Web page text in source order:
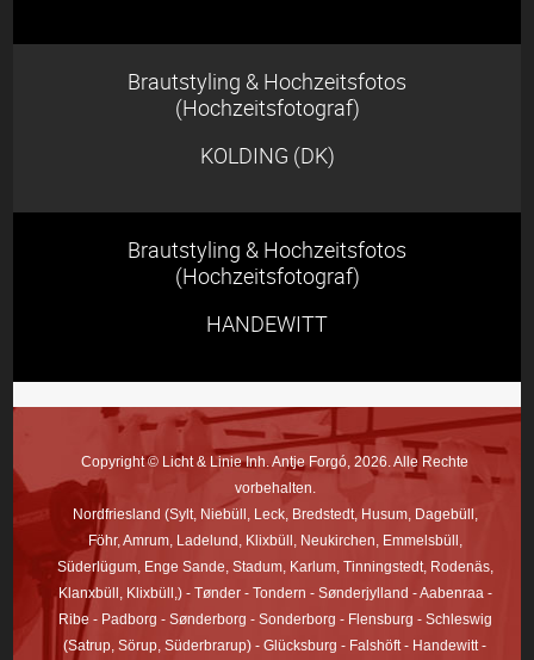
Brautstyling & Hochzeitsfotos
(Hochzeitsfotograf)
KOLDING (DK)
Brautstyling & Hochzeitsfotos
(Hochzeitsfotograf)
HANDEWITT
Copyright © Licht & Linie Inh. Antje Forgó, 2026. Alle Rechte
vorbehalten.
Nordfriesland (Sylt, Niebüll, Leck, Bredstedt, Husum, Dagebüll,
Föhr, Amrum, Ladelund, Klixbüll, Neukirchen, Emmelsbüll,
Süderlügum, Enge Sande, Stadum, Karlum, Tinningstedt, Rodenäs,
Klanxbüll, Klixbüll,) - Tønder - Tondern - Sønderjylland - Aabenraa -
Ribe - Padborg - Sønderborg - Sonderborg - Flensburg - Schleswig
(Satrup, Sörup, Süderbrarup) - Glücksburg - Falshöft - Handewitt -